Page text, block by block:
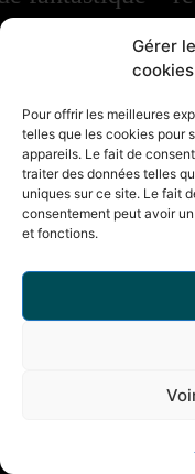
Gérer
cookies
Pour offrir les meilleures
telles que les cookies pour
appareils. Le fait de
traiter des données telles
uniques sur ce site. Le fait
consentement peut avoir
et fonctions.